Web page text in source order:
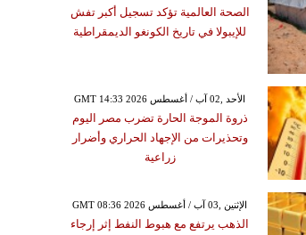
الصحة العالمية تؤكد تسجيل أكبر تفش
للإيبولا في تاريخ الكونغو الديمقراطية
GMT 14:33 2026 الأحد ,02 آب / أغسطس
ذروة الموجة الحارة تضرب مصر اليوم
وتحذيرات من الإجهاد الحراري وأضرار
زراعية
GMT 08:36 2026 الإثنين ,03 آب / أغسطس
الذهب يرتفع مع هبوط النفط إثر إرجاء